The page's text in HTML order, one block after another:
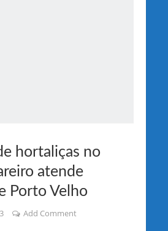
hortaliças no
atende
Porto Velho
Add Comment